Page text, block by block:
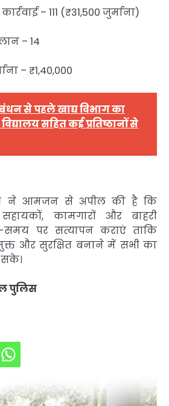
– 111 (₹31,500 जुर्माना)
– 14
– ₹1,40,000
से पहले खाद्य विभाग का
सहित कई प्रतिष्ठानों से
ने आमजन से अपील की है कि
कामगारों और बाहरी
समय पर सत्यापन कराएं ताकि
और सुरक्षित बनाने में सभी का
सके।
पुलिस